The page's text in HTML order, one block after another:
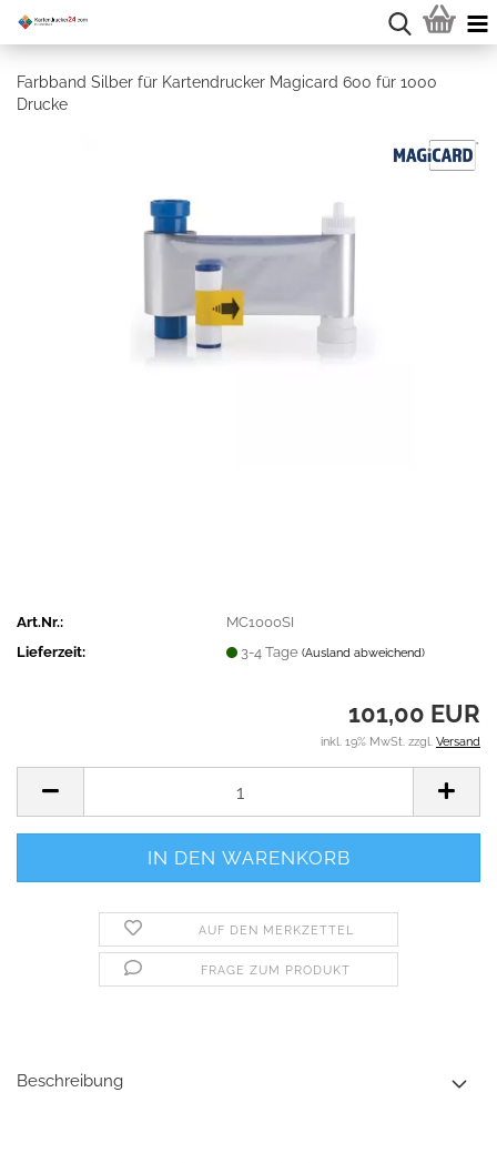
Farbband Silber für Kartendrucker Magicard 600 für 1000
Drucke
Art.Nr.:
MC1000SI
Lieferzeit:
3-4 Tage(Ausland abweichend)
101,00 EUR
inkl. 19% MwSt. zzgl. Versand
AUF DEN MERKZETTEL
FRAGE ZUM PRODUKT
Beschreibung